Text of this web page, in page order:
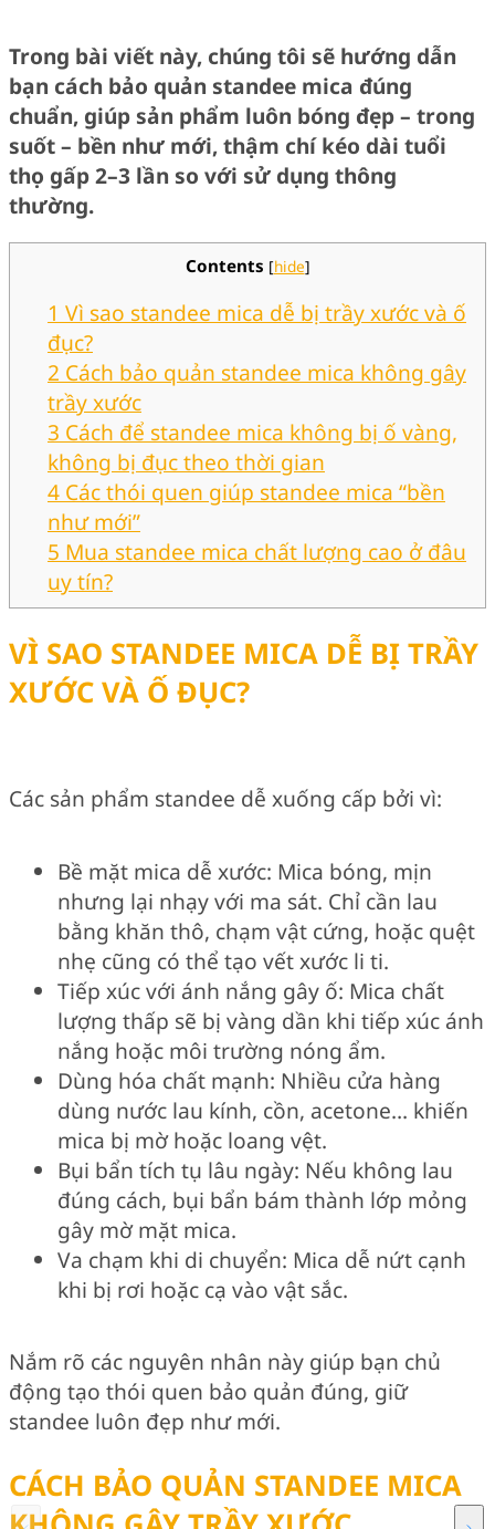
Trong bài viết này, chúng tôi sẽ hướng dẫn
bạn cách bảo quản standee mica đúng
chuẩn, giúp sản phẩm luôn bóng đẹp – trong
suốt – bền như mới, thậm chí kéo dài tuổi
thọ gấp 2–3 lần so với sử dụng thông
thường.
Contents [hide]
1 Vì sao standee mica dễ bị trầy xước và ố
đục?
2 Cách bảo quản standee mica không gây
trầy xước
3 Cách để standee mica không bị ố vàng,
không bị đục theo thời gian
4 Các thói quen giúp standee mica “bền
như mới”
5 Mua standee mica chất lượng cao ở đâu
uy tín?
VÌ SAO STANDEE MICA DỄ BỊ TRẦY
XƯỚC VÀ Ố ĐỤC?
Các sản phẩm standee dễ xuống cấp bởi vì:
Bề mặt mica dễ xước: Mica bóng, mịn
nhưng lại nhạy với ma sát. Chỉ cần lau
bằng khăn thô, chạm vật cứng, hoặc quệt
nhẹ cũng có thể tạo vết xước li ti.
Tiếp xúc với ánh nắng gây ố: Mica chất
lượng thấp sẽ bị vàng dần khi tiếp xúc ánh
nắng hoặc môi trường nóng ẩm.
Dùng hóa chất mạnh: Nhiều cửa hàng
dùng nước lau kính, cồn, acetone… khiến
mica bị mờ hoặc loang vệt.
Bụi bẩn tích tụ lâu ngày: Nếu không lau
đúng cách, bụi bẩn bám thành lớp mỏng
gây mờ mặt mica.
Va chạm khi di chuyển: Mica dễ nứt cạnh
khi bị rơi hoặc cạ vào vật sắc.
Nắm rõ các nguyên nhân này giúp bạn chủ
động tạo thói quen bảo quản đúng, giữ
standee luôn đẹp như mới.
CÁCH BẢO QUẢN STANDEE MICA